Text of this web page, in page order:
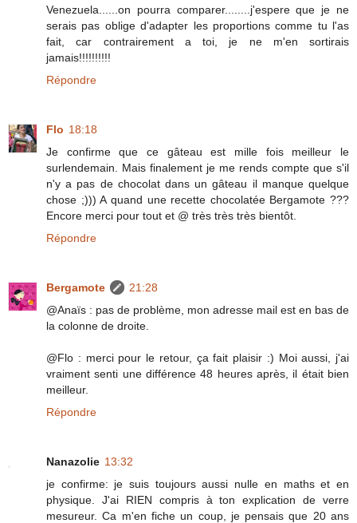
Venezuela......on pourra comparer........j'espere que je ne
serais pas oblige d'adapter les proportions comme tu l'as
fait, car contrairement a toi, je ne m'en sortirais
jamais!!!!!!!!!!
Répondre
Flo 18:18
Je confirme que ce gâteau est mille fois meilleur le
surlendemain. Mais finalement je me rends compte que s'il
n'y a pas de chocolat dans un gâteau il manque quelque
chose ;))) A quand une recette chocolatée Bergamote ???
Encore merci pour tout et @ très très très bientôt.
Répondre
Bergamote
21:28
@Anaïs : pas de problème, mon adresse mail est en bas de
la colonne de droite.
@Flo : merci pour le retour, ça fait plaisir :) Moi aussi, j'ai
vraiment senti une différence 48 heures après, il était bien
meilleur.
Répondre
Nanazolie 13:32
je confirme: je suis toujours aussi nulle en maths et en
physique. J'ai RIEN compris à ton explication de verre
mesureur. Ca m'en fiche un coup, je pensais que 20 ans